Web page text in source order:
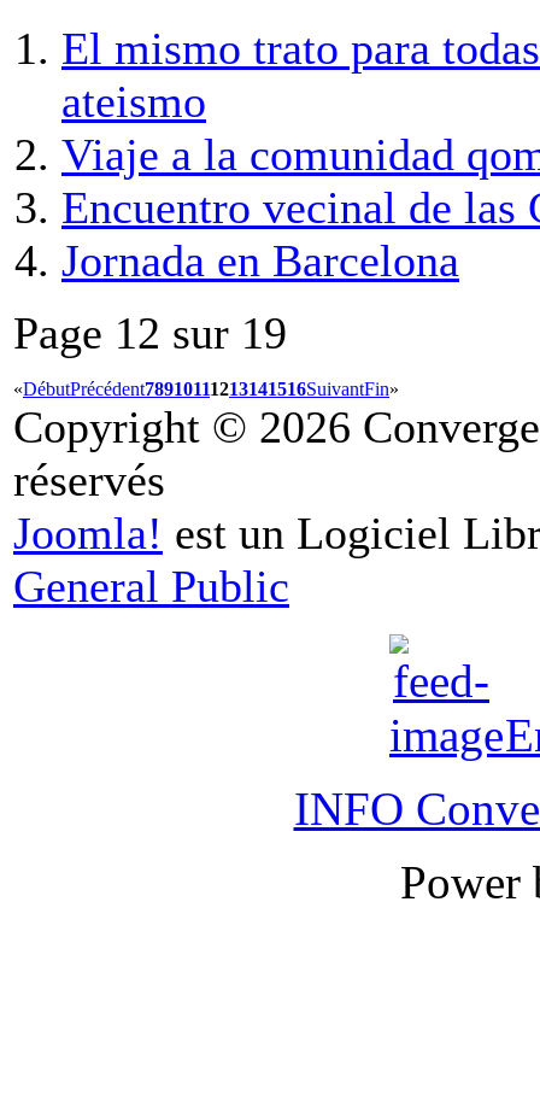
El mismo trato para
ateismo
Viaje a la comunidad
Encuentro vecinal de las
Jornada en Barcelona
Page 12 sur 19
«DébutPrécédent78910111213141516SuivantFin»
Copyright © 2026
réservés
Joomla! est un Logiciel
General Public
INFO